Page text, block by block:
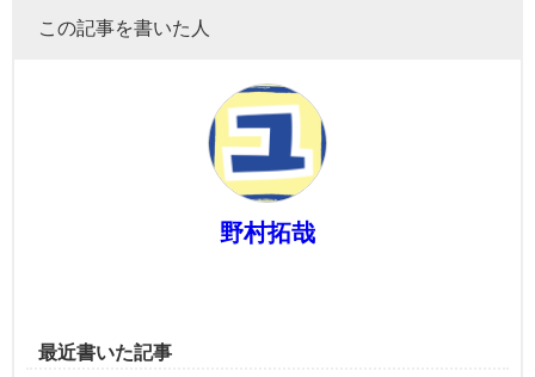
この記事を書いた人
野村拓哉
最近書いた記事